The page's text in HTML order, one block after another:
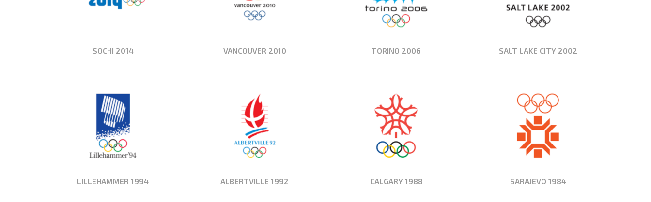
SOCHI 2014 VANCOUVER 2010 TORINO 2006 SALT LAKE CITY 2002
LILLEHAMMER 1994 ALBERTVILLE 1992 CALGARY 1988 SARAJEVO 1984